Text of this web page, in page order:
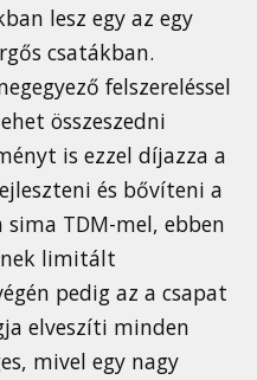
lesz egy az egy
csatákban.
felszereléssel
összeszedni
is ezzel díjazza a
és bővíteni a
TDM-mel, ebben
limitált
pedig az a csapat
elveszíti minden
mivel egy nagy